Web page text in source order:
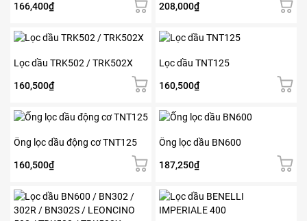
166,400₫ 208,000₫
Lọc dầu TRK502 / TRK502X
160,500₫
Lọc dầu TNT125
160,500₫
Ống lọc dầu động cơ TNT125
160,500₫
Ống lọc dầu BN600
187,250₫